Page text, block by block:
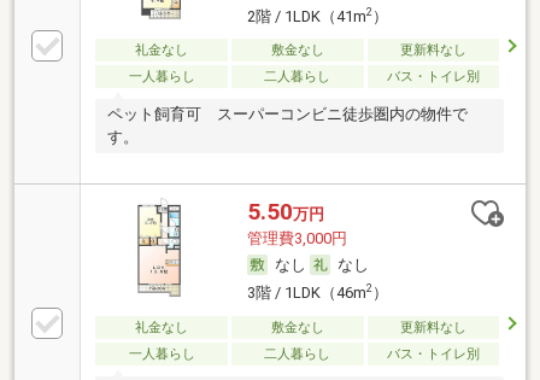
2階 / 1LDK（41m2）
礼金なし 敷金なし
更新料なし
一人暮らし
二人暮らし バス・トイレ別
ペット飼育可 スーパーコンビニ徒歩圏内の物件で
す。
5.50万円
管理費3,000円
なし
なし
3階 / 1LDK（46m2）
礼金なし 敷金なし
更新料なし
一人暮らし
二人暮らし バス・トイレ別